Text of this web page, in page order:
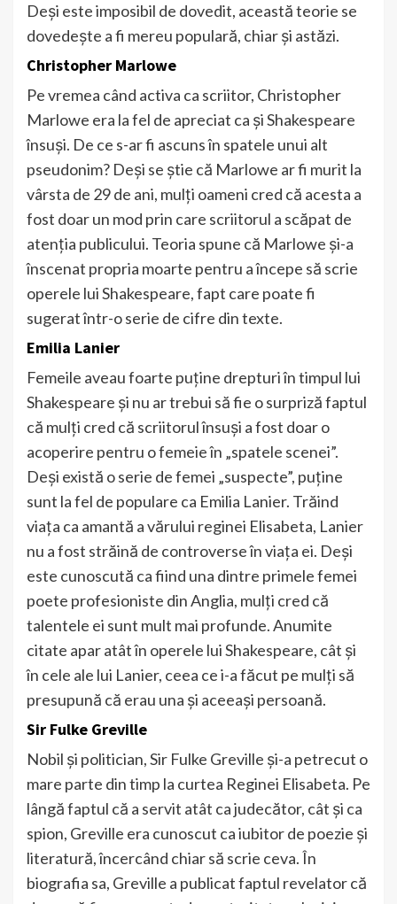
Deși este imposibil de dovedit, această teorie se
dovedește a fi mereu populară, chiar și astăzi.
Christopher Marlowe
Pe vremea când activa ca scriitor, Christopher
Marlowe era la fel de apreciat ca și Shakespeare
însuși. De ce s-ar fi ascuns în spatele unui alt
pseudonim? Deși se știe că Marlowe ar fi murit la
vârsta de 29 de ani, mulți oameni cred că acesta a
fost doar un mod prin care scriitorul a scăpat de
atenția publicului. Teoria spune că Marlowe și-a
înscenat propria moarte pentru a începe să scrie
operele lui Shakespeare, fapt care poate fi
sugerat într-o serie de cifre din texte.
Emilia Lanier
Femeile aveau foarte puține drepturi în timpul lui
Shakespeare și nu ar trebui să fie o surpriză faptul
că mulți cred că scriitorul însuși a fost doar o
acoperire pentru o femeie în „spatele scenei”.
Deși există o serie de femei „suspecte”, puține
sunt la fel de populare ca Emilia Lanier. Trăind
viața ca amantă a vărului reginei Elisabeta, Lanier
nu a fost străină de controverse în viața ei. Deși
este cunoscută ca fiind una dintre primele femei
poete profesioniste din Anglia, mulți cred că
talentele ei sunt mult mai profunde. Anumite
citate apar atât în operele lui Shakespeare, cât și
în cele ale lui Lanier, ceea ce i-a făcut pe mulți să
presupună că erau una și aceeași persoană.
Sir Fulke Greville
Nobil și politician, Sir Fulke Greville și-a petrecut o
mare parte din timp la curtea Reginei Elisabeta. Pe
lângă faptul că a servit atât ca judecător, cât și ca
spion, Greville era cunoscut ca iubitor de poezie și
literatură, încercând chiar să scrie ceva. În
biografia sa, Greville a publicat faptul revelator că